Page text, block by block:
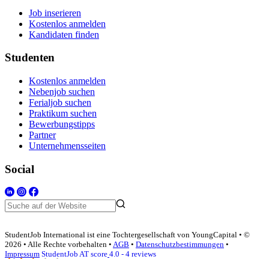
Job inserieren
Kostenlos anmelden
Kandidaten finden
Studenten
Kostenlos anmelden
Nebenjob suchen
Ferialjob suchen
Praktikum suchen
Bewerbungstipps
Partner
Unternehmensseiten
Social
StudentJob International ist eine Tochtergesellschaft von YoungCapital • ©
2026 • Alle Rechte vorbehalten • AGB • Datenschutzbestimmungen •
Impressum StudentJob AT score 4.0 - 4 reviews